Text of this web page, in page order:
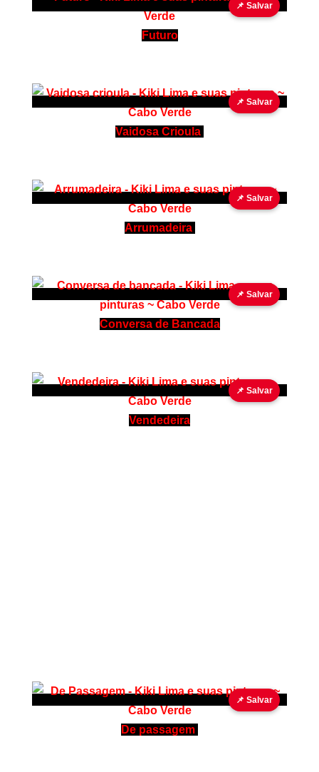
📌 Salvar
Futuro
📌 Salvar
Vaidosa Crioula
📌 Salvar
Arrumadeira
📌 Salvar
Conversa de Bancada
📌 Salvar
Vendedeira
📌 Salvar
De passagem